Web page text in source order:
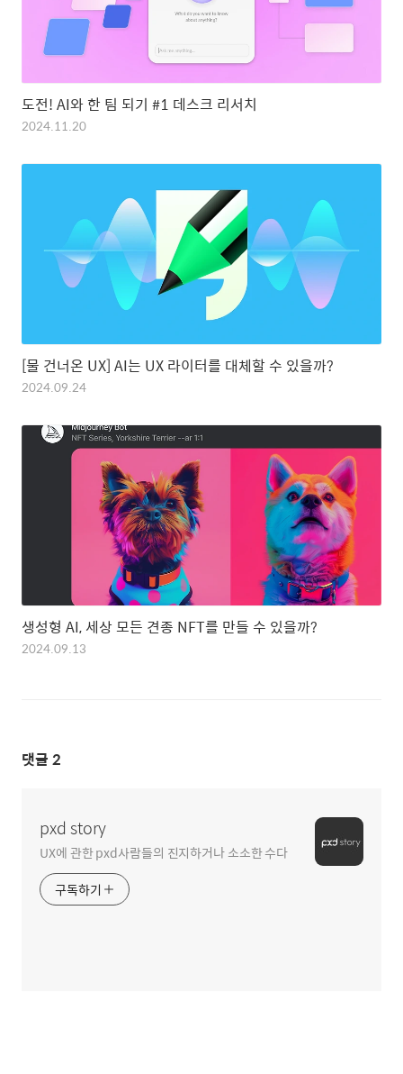
도전! AI와 한 팀 되기 #1 데스크 리서치
2024.11.20
[물 건너온 UX] AI는 UX 라이터를 대체할 수 있을까?
2024.09.24
생성형 AI, 세상 모든 견종 NFT를 만들 수 있을까?
2024.09.13
댓글 2
pxd story
UX에 관한 pxd사람들의 진지하거나 소소한 수다
구독하기